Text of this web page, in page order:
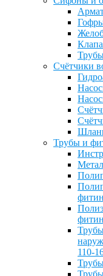
Счётчики
Трубы и
110-